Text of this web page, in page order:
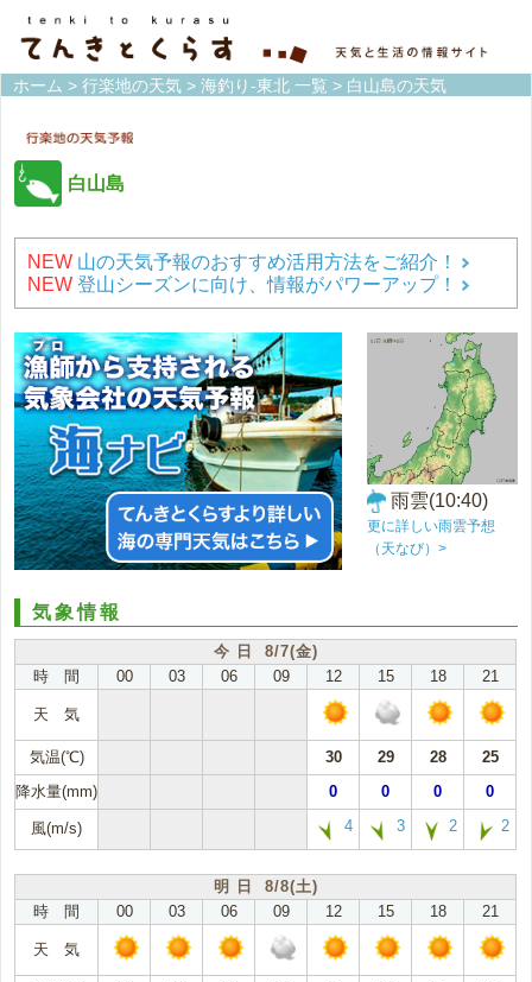
ホーム > 行楽地の天気 > 海釣り-東北 一覧 > 白山島の天気
白山島
NEW 山の天気予報のおすすめ活用方法をご紹介！
NEW 登山シーズンに向け、情報がパワーアップ！
雨雲(10:40)
更に詳しい雨雲予想
（天なび）>
気象情報
今 日 8/7(金)
時 間
00 03 06 09 12 15 18 21
天 気
気温(℃) 30 29 28
25
降水量(mm)
0 0 0 0
風(m/s) 4 3 2 2
明 日 8/8(土)
時 間
00 03 06 09 12 15 18 21
天 気